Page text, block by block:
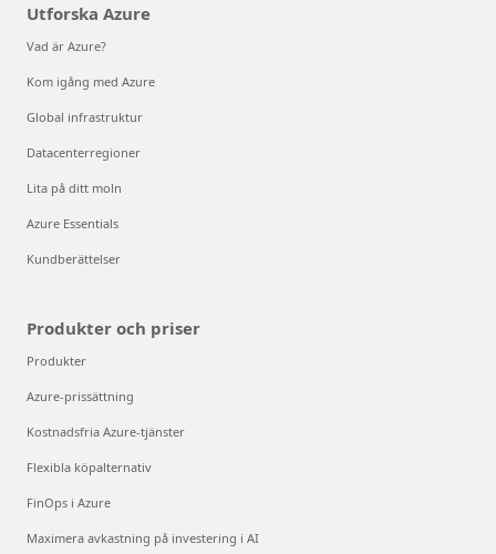
Utforska Azure
Vad är Azure?
Kom igång med Azure
Global infrastruktur
Datacenterregioner
Lita på ditt moln
Azure Essentials
Kundberättelser
Produkter och priser
Produkter
Azure-prissättning
Kostnadsfria Azure-tjänster
Flexibla köpalternativ
FinOps i Azure
Maximera avkastning på investering i AI